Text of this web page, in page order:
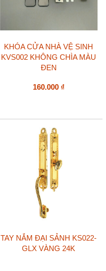
KHÓA CỬA NHÀ VỆ SINH
KVS002 KHÔNG CHÌA MÀU
ĐEN
160.000 ₫
TAY NẮM ĐẠI SẢNH KS022-
GLX VÀNG 24K